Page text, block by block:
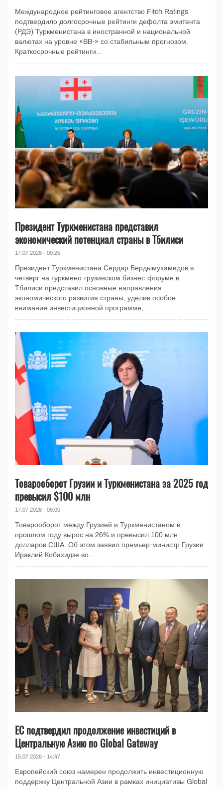
Международное рейтинговое агентство Fitch Ratings
подтвердило долгосрочные рейтинги дефолта эмитента
(РДЭ) Туркменистана в иностранной и национальной
валютах на уровне «BB-» со стабильным прогнозом.
Краткосрочные рейтинги...
Президент Туркменистана представил
экономический потенциал страны в Тбилиси
17.07.2026 - 09:25
Президент Туркменистана Сердар Бердымухамедов в
четверг на туркмено-грузинском бизнес-форуме в
Тбилиси представил основные направления
экономического развития страны, уделив особое
внимание инвестиционной программе,...
Товарооборот Грузии и Туркменистана за 2025 год
превысил $100 млн
17.07.2026 - 09:00
Товарооборот между Грузией и Туркменистаном в
прошлом году вырос на 26% и превысил 100 млн
долларов США. Об этом заявил премьер-министр Грузии
Ираклий Кобахидзе во...
ЕС подтвердил продолжение инвестиций в
Центральную Азию по Global Gateway
15.07.2026 - 14:47
Европейский союз намерен продолжить инвестиционную
поддержку Центральной Азии в рамках инициативы Global